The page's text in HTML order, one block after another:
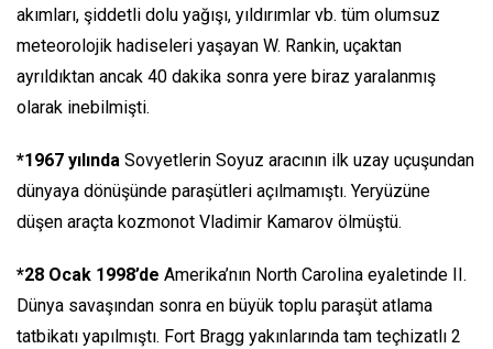
akımları, şiddetli dolu yağışı, yıldırımlar vb. tüm olumsuz
meteorolojik hadiseleri yaşayan W. Rankin, uçaktan
ayrıldıktan ancak 40 dakika sonra yere biraz yaralanmış
olarak inebilmişti.
*1967 yılında Sovyetlerin Soyuz aracının ilk uzay uçuşundan
dünyaya dönüşünde paraşütleri açılmamıştı. Yeryüzüne
düşen araçta kozmonot Vladimir Kamarov ölmüştü.
*28 Ocak 1998’de Amerika’nın North Carolina eyaletinde II.
Dünya savaşından sonra en büyük toplu paraşüt atlama
tatbikatı yapılmıştı. Fort Bragg yakınlarında tam teçhizatlı 2